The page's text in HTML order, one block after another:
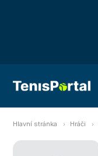
Hlavní stránka Hráči